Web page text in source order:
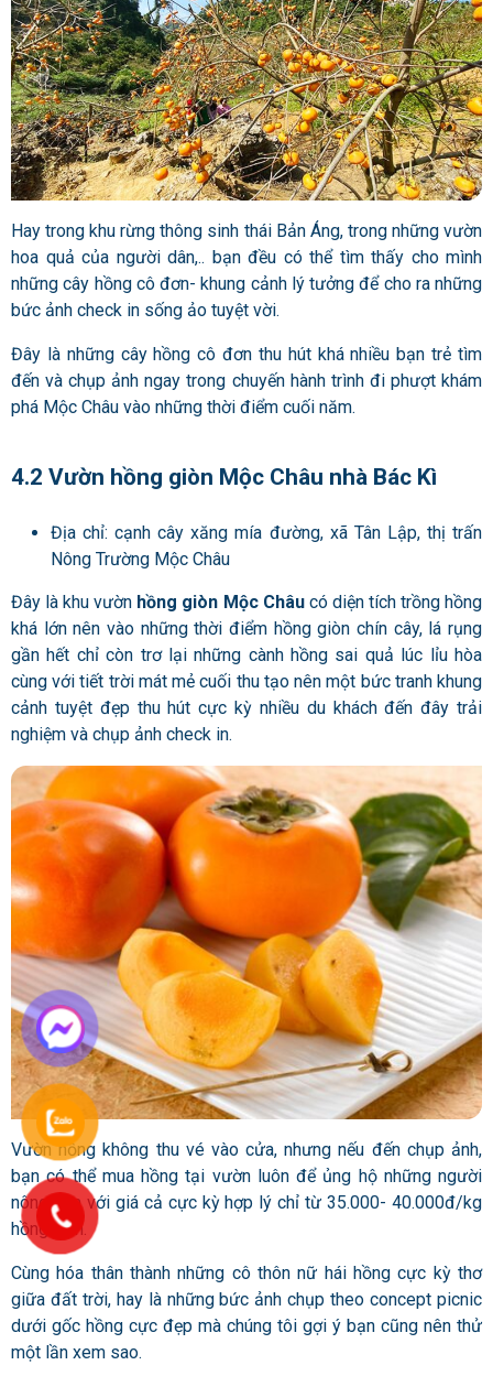
Hay trong khu rừng thông sinh thái Bản Áng, trong những vườn
hoa quả của người dân,.. bạn đều có thể tìm thấy cho mình
những cây hồng cô đơn- khung cảnh lý tưởng để cho ra những
bức ảnh check in sống ảo tuyệt vời.
Đây là những cây hồng cô đơn thu hút khá nhiều bạn trẻ tìm
đến và chụp ảnh ngay trong chuyến hành trình đi phượt khám
phá Mộc Châu vào những thời điểm cuối năm.
4.2 Vườn hồng giòn Mộc Châu nhà Bác Kì
Địa chỉ: cạnh cây xăng mía đường, xã Tân Lập, thị trấn
Nông Trường Mộc Châu
Đây là khu vườn hồng giòn Mộc Châucó diện tích trồng hồng
khá lớn nên vào những thời điểm hồng giòn chín cây, lá rụng
gần hết chỉ còn trơ lại những cành hồng sai quả lúc lỉu hòa
cùng với tiết trời mát mẻ cuối thu tạo nên một bức tranh khung
cảnh tuyệt đẹp thu hút cực kỳ nhiều du khách đến đây trải
nghiệm và chụp ảnh check in.
Vườn hồng không thu vé vào cửa, nhưng nếu đến chụp ảnh,
bạn có thể mua hồng tại vườn luôn để ủng hộ những người
nông dân với giá cả cực kỳ hợp lý chỉ từ 35.000- 40.000đ/kg
hồng chín.
Cùng hóa thân thành những cô thôn nữ hái hồng cực kỳ thơ
giữa đất trời, hay là những bức ảnh chụp theo concept picnic
dưới gốc hồng cực đẹp mà chúng tôi gợi ý bạn cũng nên thử
một lần xem sao.